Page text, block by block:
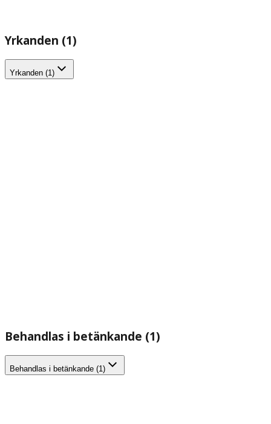
Yrkanden (1)
Yrkanden (1)
Behandlas i betänkande (1)
Behandlas i betänkande (1)